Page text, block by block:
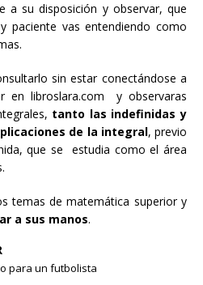
a su disposición y observar, que
paciente vas entendiendo como
sin estar conectándose a
en libroslara.com y observaras
tanto las indefinidas y
de la integral, previo
que se estudia como el área
temas de matemática superior y
a sus manos.
para un futbolista